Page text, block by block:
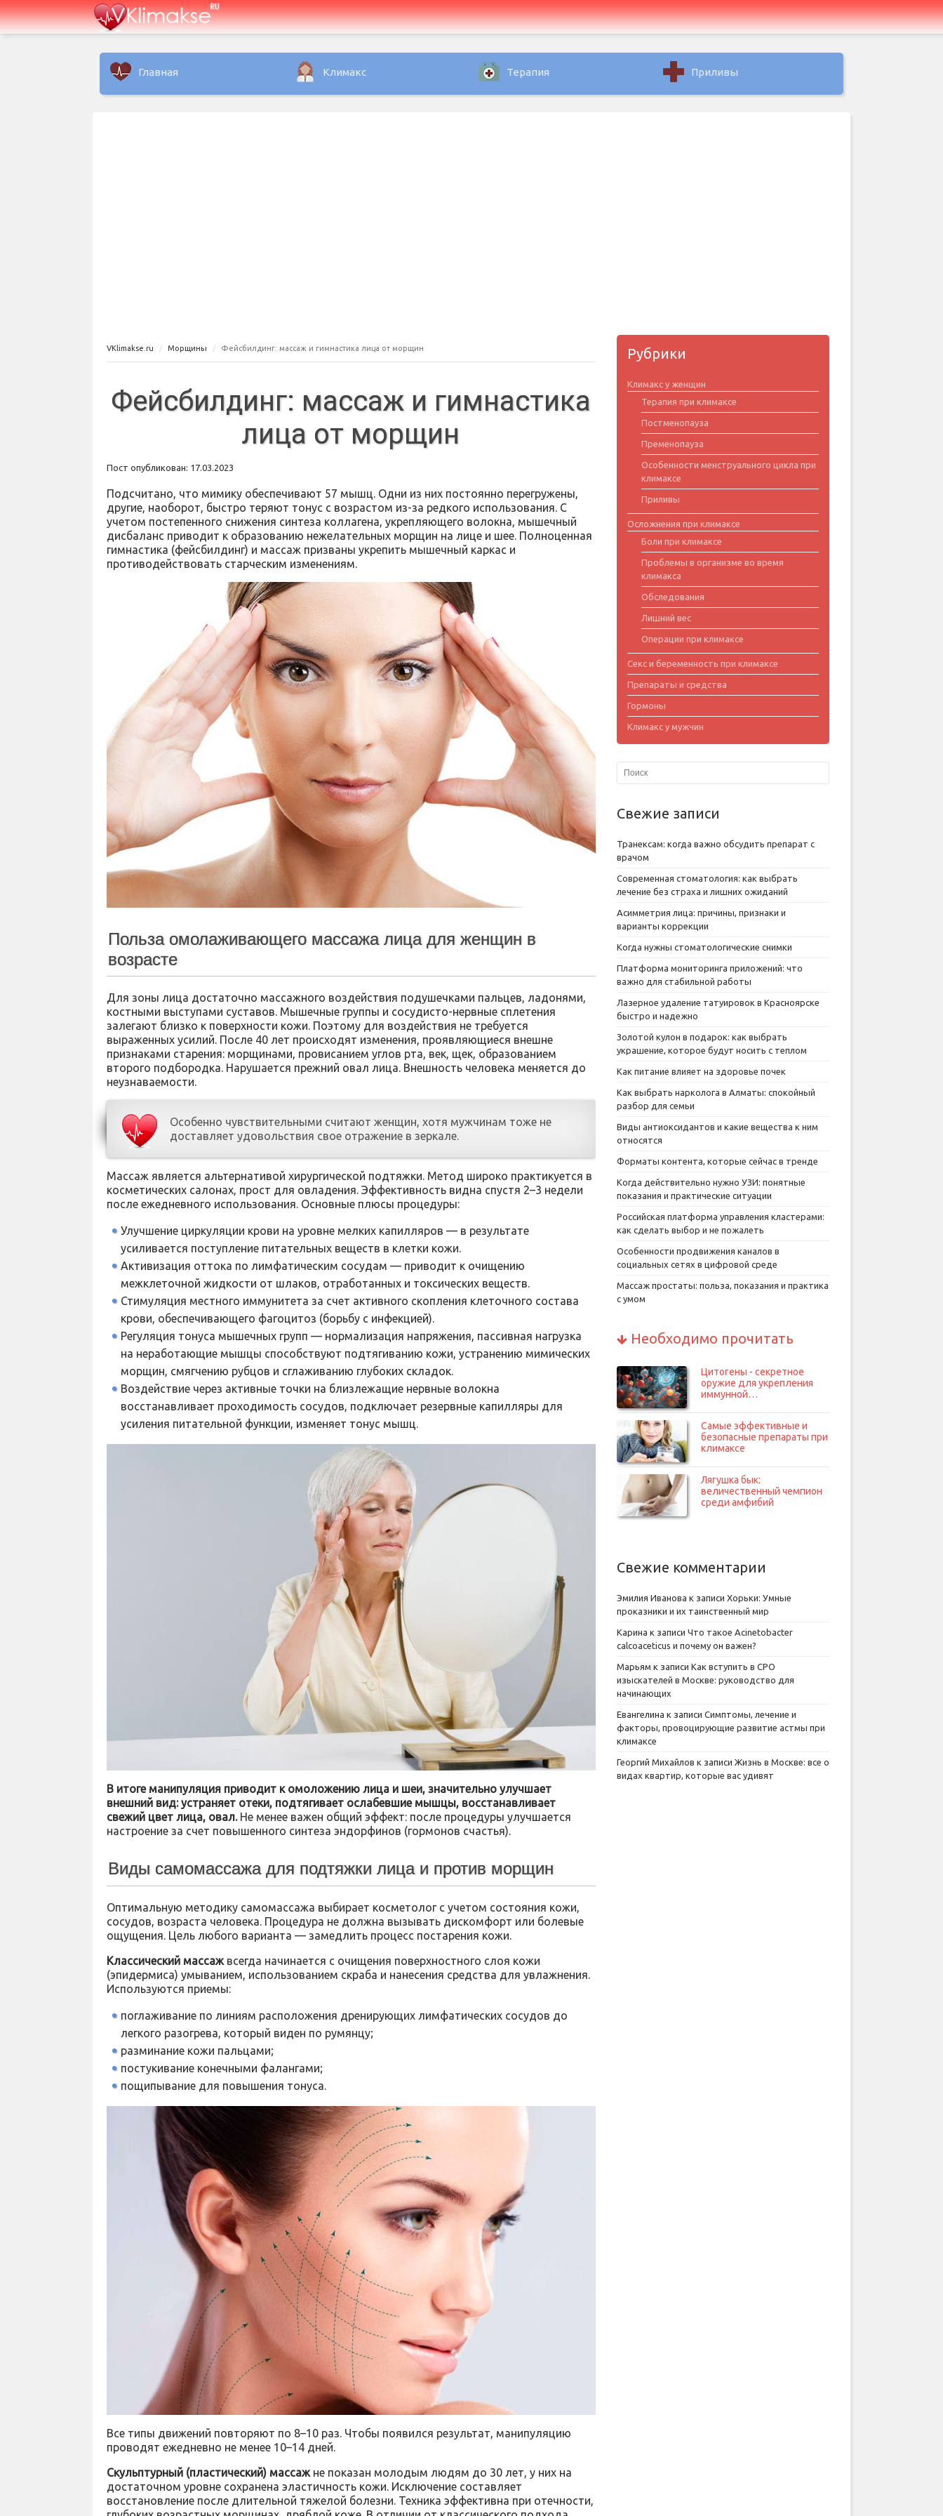
Главная Климакс Терапия Приливы
VKlimakse.ru Морщины Фейсбилдинг: массаж и гимнастика лица от морщин
Фейсбилдинг: массаж и гимнастика
лица от морщин
Пост опубликован: 17.03.2023
Подсчитано, что мимику обеспечивают 57 мышц. Одни из них постоянно перегружены,
другие, наоборот, быстро теряют тонус с возрастом из-за редкого использования. С
учетом постепенного снижения синтеза коллагена, укрепляющего волокна, мышечный
дисбаланс приводит к образованию нежелательных морщин на лице и шее. Полноценная
гимнастика (фейсбилдинг) и массаж призваны укрепить мышечный каркас и
противодействовать старческим изменениям.
Польза омолаживающего массажа лица для женщин в
возрасте
Для зоны лица достаточно массажного воздействия подушечками пальцев, ладонями,
костными выступами суставов. Мышечные группы и сосудисто-нервные сплетения
залегают близко к поверхности кожи. Поэтому для воздействия не требуется
выраженных усилий. После 40 лет происходят изменения, проявляющиеся внешне
признаками старения: морщинами, провисанием углов рта, век, щек, образованием
второго подбородка. Нарушается прежний овал лица. Внешность человека меняется до
неузнаваемости.
Особенно чувствительными считают женщин, хотя мужчинам тоже не
доставляет удовольствия свое отражение в зеркале.
Массаж является альтернативой хирургической подтяжки. Метод широко практикуется в
косметических салонах, прост для овладения. Эффективность видна спустя 2–3 недели
после ежедневного использования. Основные плюсы процедуры:
Улучшение циркуляции крови на уровне мелких капилляров — в результате
усиливается поступление питательных веществ в клетки кожи.
Активизация оттока по лимфатическим сосудам — приводит к очищению
межклеточной жидкости от шлаков, отработанных и токсических веществ.
Стимуляция местного иммунитета за счет активного скопления клеточного состава
крови, обеспечивающего фагоцитоз (борьбу с инфекцией).
Регуляция тонуса мышечных групп — нормализация напряжения, пассивная нагрузка
на неработающие мышцы способствуют подтягиванию кожи, устранению мимических
морщин, смягчению рубцов и сглаживанию глубоких складок.
Воздействие через активные точки на близлежащие нервные волокна
восстанавливает проходимость сосудов, подключает резервные капилляры для
усиления питательной функции, изменяет тонус мышц.
В итоге манипуляция приводит к омоложению лица и шеи, значительно улучшает
внешний вид: устраняет отеки, подтягивает ослабевшие мышцы, восстанавливает
свежий цвет лица, овал. Не менее важен общий эффект: после процедуры улучшается
настроение за счет повышенного синтеза эндорфинов (гормонов счастья).
Виды самомассажа для подтяжки лица и против морщин
Оптимальную методику самомассажа выбирает косметолог с учетом состояния кожи,
сосудов, возраста человека. Процедура не должна вызывать дискомфорт или болевые
ощущения. Цель любого варианта — замедлить процесс постарения кожи.
Классический массаж всегда начинается с очищения поверхностного слоя кожи
(эпидермиса) умыванием, использованием скраба и нанесения средства для увлажнения.
Используются приемы:
поглаживание по линиям расположения дренирующих лимфатических сосудов до
легкого разогрева, который виден по румянцу;
разминание кожи пальцами;
постукивание конечными фалангами;
пощипывание для повышения тонуса.
Все типы движений повторяют по 8–10 раз. Чтобы появился результат, манипуляцию
проводят ежедневно не менее 10–14 дней.
Скульптурный (пластический) массаж не показан молодым людям до 30 лет, у них на
достаточном уровне сохранена эластичность кожи. Исключение составляет
восстановление после длительной тяжелой болезни. Техника эффективна при отечности,
Рубрики
Климакс у женщин
Терапия при климаксе
Постменопауза
Пременопауза
Особенности менструального цикла при
климаксе
Приливы
Осложнения при климаксе
Боли при климаксе
Проблемы в организме во время
климакса
Обследования
Лишний вес
Операции при климаксе
Секс и беременность при климаксе
Препараты и средства
Гормоны
Климакс у мужчин
Свежие записи
Транексам: когда важно обсудить препарат с
врачом
Современная стоматология: как выбрать
лечение без страха и лишних ожиданий
Асимметрия лица: причины, признаки и
варианты коррекции
Когда нужны стоматологические снимки
Платформа мониторинга приложений: что
важно для стабильной работы
Лазерное удаление татуировок в Красноярске
быстро и надежно
Золотой кулон в подарок: как выбрать
украшение, которое будут носить с теплом
Как питание влияет на здоровье почек
Как выбрать нарколога в Алматы: спокойный
разбор для семьи
Виды антиоксидантов и какие вещества к ним
относятся
Форматы контента, которые сейчас в тренде
Когда действительно нужно УЗИ: понятные
показания и практические ситуации
Российская платформа управления кластерами:
как сделать выбор и не пожалеть
Особенности продвижения каналов в
социальных сетях в цифровой среде
Массаж простаты: польза, показания и практика
с умом
Необходимо прочитать
Цитогены - секретное
оружие для укрепления
иммунной…
Самые эффективные и
безопасные препараты при
климаксе
Лягушка бык:
величественный чемпион
среди амфибий
Свежие комментарии
Эмилия Иванова к записи Хорьки: Умные
проказники и их таинственный мир
Карина к записи Что такое Acinetobacter
calcoaceticus и почему он важен?
Марьям к записи Как вступить в СРО
изыскателей в Москве: руководство для
начинающих
Евангелина к записи Симптомы, лечение и
факторы, провоцирующие развитие астмы при
климаксе
Георгий Михайлов к записи Жизнь в Москве: все о
видах квартир, которые вас удивят